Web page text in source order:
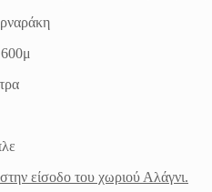
είσοδο του χωριού Αλάγνι.